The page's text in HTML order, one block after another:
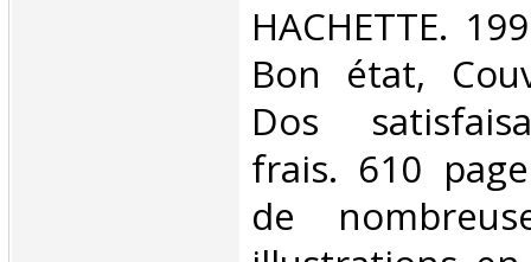
‎HACHETTE.
Bon état,
Dos
frais. 610
de